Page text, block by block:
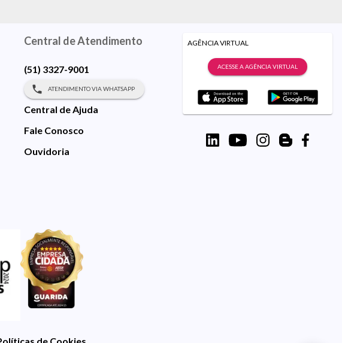
Central de Atendimento
(51) 3327-9001
ATENDIMENTO VIA WHATSAPP
Central de Ajuda
Fale Conosco
Ouvidoria
AGÊNCIA VIRTUAL
ACESSE A AGÊNCIA VIRTUAL
de Cookies